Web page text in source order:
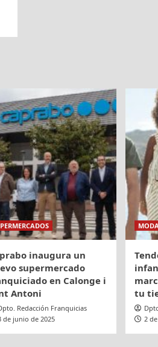
inaugura un
supermercado
en Calonge i
Antoni
Redacción Franquicias
de junio de 2025
tu
2